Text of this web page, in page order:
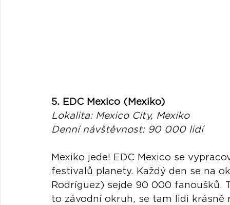
5. EDC Mexico (Mexiko)
Lokalita: Mexico City, Mexiko
Denní návštěvnost: 90 000 lidí
Mexiko jede! EDC Mexico se
festivalů planety. Každý den se na
Rodríguez) sejde 90 000 fanoušků.
to závodní okruh, se tam lidi